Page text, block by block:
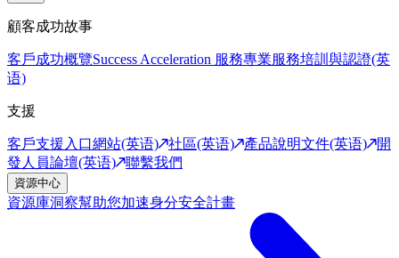
顧客成功故事
客戶成功概覽Success Acceleration 服務專業服務培訓與認證(英
语)
支援
客戶支援入口網站(英语) 社區(英语) 產品說明文件(英语)
開
發人員論壇(英语)
聯繫我們
資源中心
資源庫洞察幫助您加速身分安全計畫